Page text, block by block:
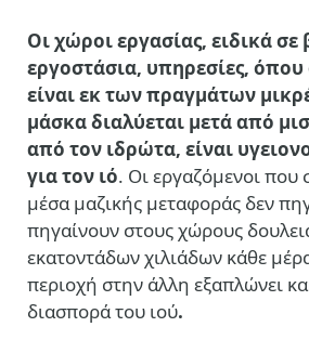
Οι χώροι εργασίας, ειδικά σε
εργοστάσια, υπηρεσίες, όπου
είναι εκ των πραγμάτων
μάσκα διαλύεται μετά από
από τον ιδρώτα, είναι
για τον ιό. Οι εργαζόμενοι που
μέσα μαζικής μεταφοράς δεν
πηγαίνουν στους χώρους
εκατοντάδων χιλιάδων κάθε
περιοχή στην άλλη εξαπλώνει
διασπορά του ιού.